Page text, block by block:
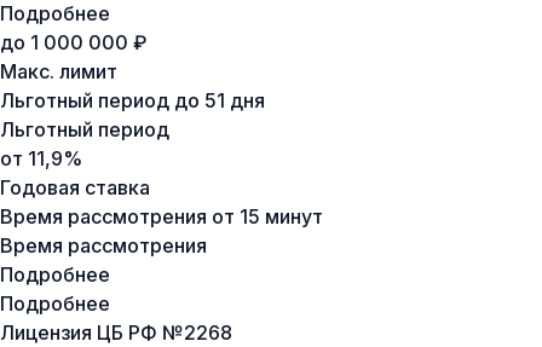
Подробнее
до 1 000 000 ₽
Макс. лимит
Льготный период до 51 дня
Льготный период
от 11,9%
Годовая ставка
Время рассмотрения от 15 минут
Время рассмотрения
Подробнее
Подробнее
Лицензия ЦБ РФ №2268